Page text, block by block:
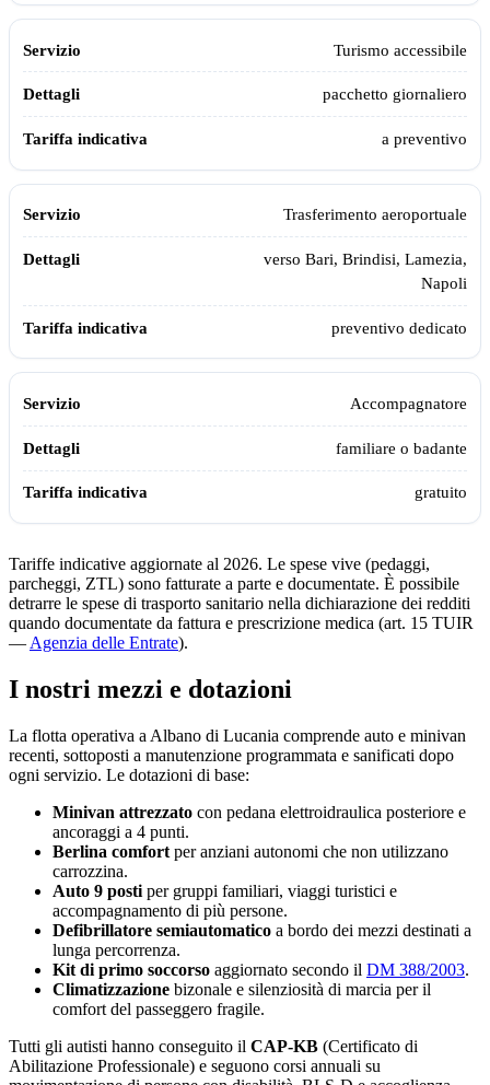
Turismo accessibile
pacchetto giornaliero
a preventivo
Trasferimento aeroportuale
verso Bari, Brindisi, Lamezia,
Napoli
preventivo dedicato
Accompagnatore
familiare o badante
gratuito
Tariffe indicative aggiornate al 2026. Le spese vive (pedaggi,
parcheggi, ZTL) sono fatturate a parte e documentate. È possibile
detrarre le spese di trasporto sanitario nella dichiarazione dei redditi
quando documentate da fattura e prescrizione medica (art. 15 TUIR
— Agenzia delle Entrate).
I nostri mezzi e dotazioni
La flotta operativa a Albano di Lucania comprende auto e minivan
recenti, sottoposti a manutenzione programmata e sanificati dopo
ogni servizio. Le dotazioni di base:
Minivan attrezzato con pedana elettroidraulica posteriore e
ancoraggi a 4 punti.
Berlina comfort per anziani autonomi che non utilizzano
carrozzina.
Auto 9 posti per gruppi familiari, viaggi turistici e
accompagnamento di più persone.
Defibrillatore semiautomatico a bordo dei mezzi destinati a
lunga percorrenza.
Kit di primo soccorso aggiornato secondo il DM 388/2003.
Climatizzazione bizonale e silenziosità di marcia per il
comfort del passeggero fragile.
Tutti gli autisti hanno conseguito il CAP-KB (Certificato di
Abilitazione Professionale) e seguono corsi annuali su